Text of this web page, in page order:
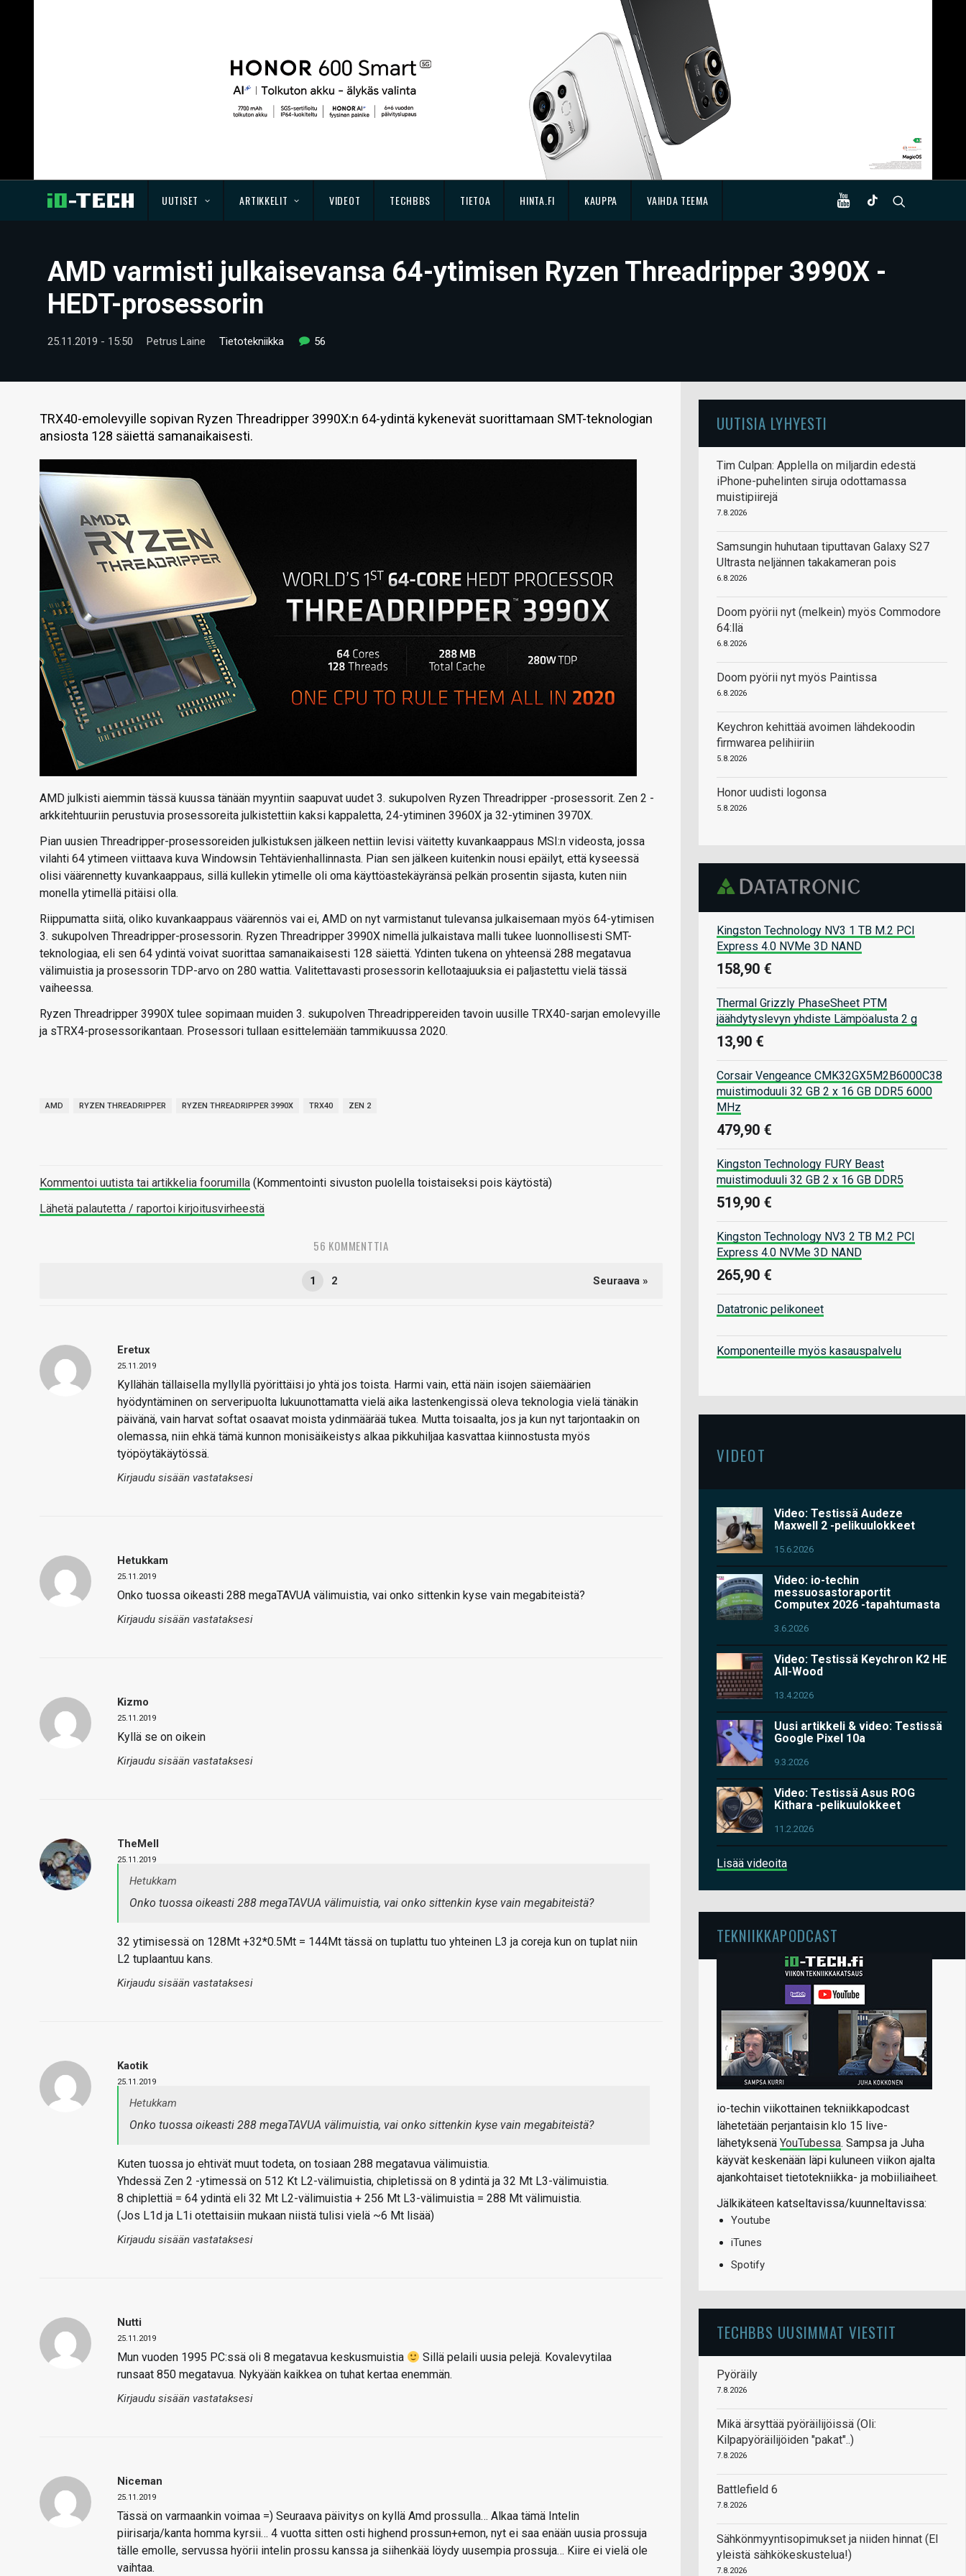
UUTISET ARTIKKELIT VIDEOT TECHBBS TIETOA HINTA.FI KAUPPA VAIHDA TEEMA
AMD varmisti julkaisevansa 64-ytimisen Ryzen Threadripper 3990X -
HEDT-prosessorin
25.11.2019 - 15:50 Petrus Laine Tietotekniikka 56
TRX40-emolevyille sopivan Ryzen Threadripper 3990X:n 64-ydintä kykenevät suorittamaan SMT-teknologian
ansiosta 128 säiettä samanaikaisesti.
AMD julkisti aiemmin tässä kuussa tänään myyntiin saapuvat uudet 3. sukupolven Ryzen Threadripper -prosessorit. Zen 2 -
arkkitehtuuriin perustuvia prosessoreita julkistettiin kaksi kappaletta, 24-ytiminen 3960X ja 32-ytiminen 3970X.
Pian uusien Threadripper-prosessoreiden julkistuksen jälkeen nettiin levisi väitetty kuvankaappaus MSI:n videosta, jossa
vilahti 64 ytimeen viittaava kuva Windowsin Tehtävienhallinnasta. Pian sen jälkeen kuitenkin nousi epäilyt, että kyseessä
olisi väärennetty kuvankaappaus, sillä kullekin ytimelle oli oma käyttöastekäyränsä pelkän prosentin sijasta, kuten niin
monella ytimellä pitäisi olla.
Riippumatta siitä, oliko kuvankaappaus väärennös vai ei, AMD on nyt varmistanut tulevansa julkaisemaan myös 64-ytimisen
3. sukupolven Threadripper-prosessorin. Ryzen Threadripper 3990X nimellä julkaistava malli tukee luonnollisesti SMT-
teknologiaa, eli sen 64 ydintä voivat suorittaa samanaikaisesti 128 säiettä. Ydinten tukena on yhteensä 288 megatavua
välimuistia ja prosessorin TDP-arvo on 280 wattia. Valitettavasti prosessorin kellotaajuuksia ei paljastettu vielä tässä
vaiheessa.
Ryzen Threadripper 3990X tulee sopimaan muiden 3. sukupolven Threadrippereiden tavoin uusille TRX40-sarjan emolevyille
ja sTRX4-prosessorikantaan. Prosessori tullaan esittelemään tammikuussa 2020.
AMD RYZEN THREADRIPPER RYZEN THREADRIPPER 3990X TRX40 ZEN 2
Kommentoi uutista tai artikkelia foorumilla (Kommentointi sivuston puolella toistaiseksi pois käytöstä)
Lähetä palautetta / raportoi kirjoitusvirheestä
56 KOMMENTTIA
1 2 Seuraava »
Eretux
25.11.2019
Kyllähän tällaisella myllyllä pyörittäisi jo yhtä jos toista. Harmi vain, että näin isojen säiemäärien
hyödyntäminen on serveripuolta lukuunottamatta vielä aika lastenkengissä oleva teknologia vielä tänäkin
päivänä, vain harvat softat osaavat moista ydinmäärää tukea. Mutta toisaalta, jos ja kun nyt tarjontaakin on
olemassa, niin ehkä tämä kunnon monisäikeistys alkaa pikkuhiljaa kasvattaa kiinnostusta myös
työpöytäkäytössä.
Kirjaudu sisään vastataksesi
Hetukkam
25.11.2019
Onko tuossa oikeasti 288 megaTAVUA välimuistia, vai onko sittenkin kyse vain megabiteistä?
Kirjaudu sisään vastataksesi
Kizmo
25.11.2019
Kyllä se on oikein
Kirjaudu sisään vastataksesi
TheMeII
25.11.2019
Hetukkam
Onko tuossa oikeasti 288 megaTAVUA välimuistia, vai onko sittenkin kyse vain megabiteistä?
32 ytimisessä on 128Mt +32*0.5Mt = 144Mt tässä on tuplattu tuo yhteinen L3 ja coreja kun on tuplat niin
L2 tuplaantuu kans.
Kirjaudu sisään vastataksesi
Kaotik
25.11.2019
Hetukkam
Onko tuossa oikeasti 288 megaTAVUA välimuistia, vai onko sittenkin kyse vain megabiteistä?
Kuten tuossa jo ehtivät muut todeta, on tosiaan 288 megatavua välimuistia.
Yhdessä Zen 2 -ytimessä on 512 Kt L2-välimuistia, chipletissä on 8 ydintä ja 32 Mt L3-välimuistia.
8 chiplettiä = 64 ydintä eli 32 Mt L2-välimuistia + 256 Mt L3-välimuistia = 288 Mt välimuistia.
(Jos L1d ja L1i otettaisiin mukaan niistä tulisi vielä ~6 Mt lisää)
Kirjaudu sisään vastataksesi
Nutti
25.11.2019
Mun vuoden 1995 PC:ssä oli 8 megatavua keskusmuistia
Sillä pelaili uusia pelejä. Kovalevytilaa
runsaat 850 megatavua. Nykyään kaikkea on tuhat kertaa enemmän.
Kirjaudu sisään vastataksesi
Niceman
25.11.2019
Tässä on varmaankin voimaa =) Seuraava päivitys on kyllä Amd prossulla… Alkaa tämä Intelin
piirisarja/kanta homma kyrsii… 4 vuotta sitten osti highend prossun+emon, nyt ei saa enään uusia prossuja
tälle emolle, servussa hyörii intelin prossu kanssa ja siihenkää löydy uusempia prossuja… Kiire ei vielä ole
vaihtaa.
UUTISIA LYHYESTI
Tim Culpan: Applella on miljardin edestä
iPhone-puhelinten siruja odottamassa
muistipiirejä
7.8.2026
Samsungin huhutaan tiputtavan Galaxy S27
Ultrasta neljännen takakameran pois
6.8.2026
Doom pyörii nyt (melkein) myös Commodore
64:llä
6.8.2026
Doom pyörii nyt myös Paintissa
6.8.2026
Keychron kehittää avoimen lähdekoodin
firmwarea pelihiiriin
5.8.2026
Honor uudisti logonsa
5.8.2026
Kingston Technology NV3 1 TB M.2 PCI
Express 4.0 NVMe 3D NAND
158,90 €
Thermal Grizzly PhaseSheet PTM
jäähdytyslevyn yhdiste Lämpöalusta 2 g
13,90 €
Corsair Vengeance CMK32GX5M2B6000C38
muistimoduuli 32 GB 2 x 16 GB DDR5 6000
MHz
479,90 €
Kingston Technology FURY Beast
muistimoduuli 32 GB 2 x 16 GB DDR5
519,90 €
Kingston Technology NV3 2 TB M.2 PCI
Express 4.0 NVMe 3D NAND
265,90 €
Datatronic pelikoneet
Komponenteille myös kasauspalvelu
VIDEOT
Video: Testissä Audeze
Maxwell 2 -pelikuulokkeet
15.6.2026
Video: io-techin
messuosastoraportit
Computex 2026 -tapahtumasta
3.6.2026
Video: Testissä Keychron K2 HE
All-Wood
13.4.2026
Uusi artikkeli & video: Testissä
Google Pixel 10a
9.3.2026
Video: Testissä Asus ROG
Kithara -pelikuulokkeet
11.2.2026
Lisää videoita
TEKNIIKKAPODCAST
io-techin viikottainen tekniikkapodcast
lähetetään perjantaisin klo 15 live-
lähetyksenä YouTubessa. Sampsa ja Juha
käyvät keskenään läpi kuluneen viikon ajalta
ajankohtaiset tietotekniikka- ja mobiiliaiheet.
Jälkikäteen katseltavissa/kuunneltavissa:
Youtube
iTunes
Spotify
TECHBBS UUSIMMAT VIESTIT
Pyöräily
7.8.2026
Mikä ärsyttää pyöräilijöissä (Oli:
Kilpapyöräilijöiden "pakat"..)
7.8.2026
Battlefield 6
7.8.2026
Sähkönmyyntisopimukset ja niiden hinnat (EI
yleistä sähkökeskustelua!)
7.8.2026